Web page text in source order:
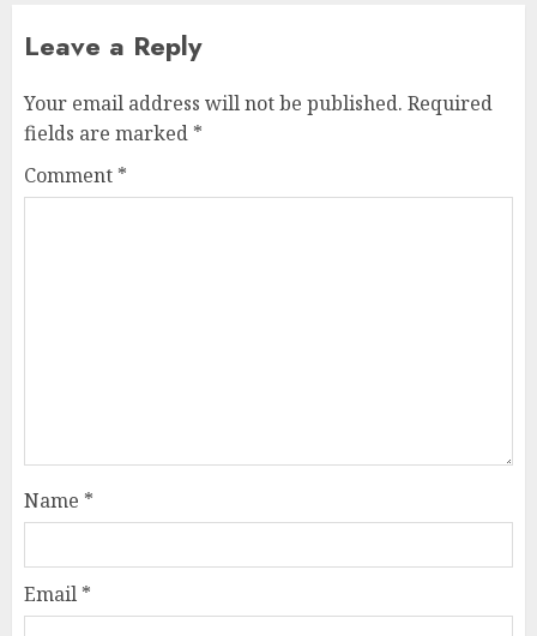
Leave a Reply
Your email address will not be published. Required
fields are marked *
Comment *
Name *
Email *